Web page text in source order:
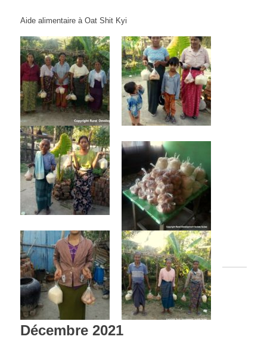
Aide alimentaire à Oat Shit Kyi
Décembre 2021